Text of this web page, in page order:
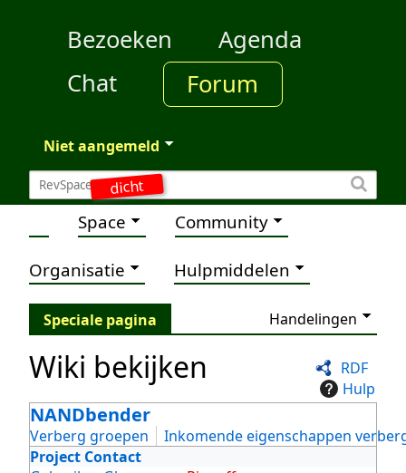
dicht
Bezoeken
Agenda
Chat
Forum
Niet aangemeld
Space Community
Organisatie Hulpmiddelen
Speciale pagina Handelingen
RDF
Hulp
Wiki bekijken
NANDbender
Verberg groepen
Inkomende eigenschappen
Project Contact